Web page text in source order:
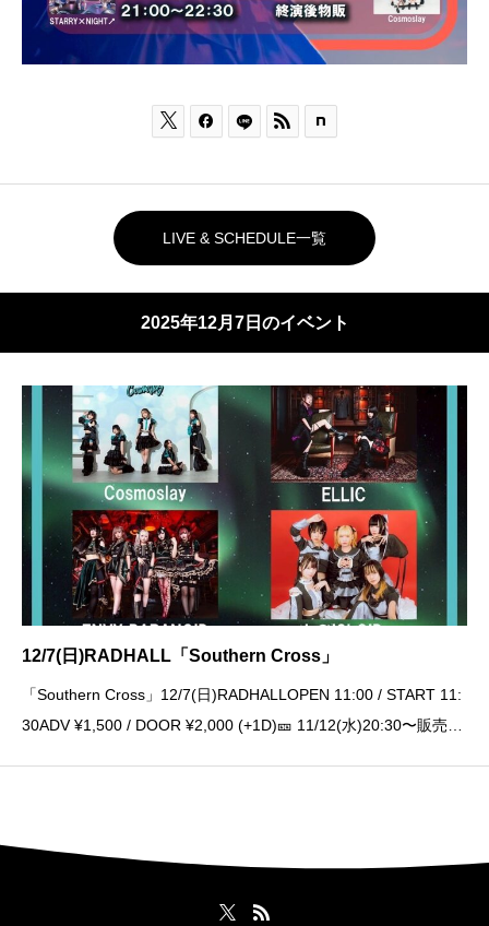
  
LIVE & SCHEDULE一覧
2025年12月7日のイベント
12/7(日)RADHALL「Southern Cross」
「Southern Cross」12/7(日)RADHALLOPEN 11:00 / START 11:
30ADV ¥1,500 / DOOR ¥2,000 (+1D)🎫 11/12(水)20:30〜販売開